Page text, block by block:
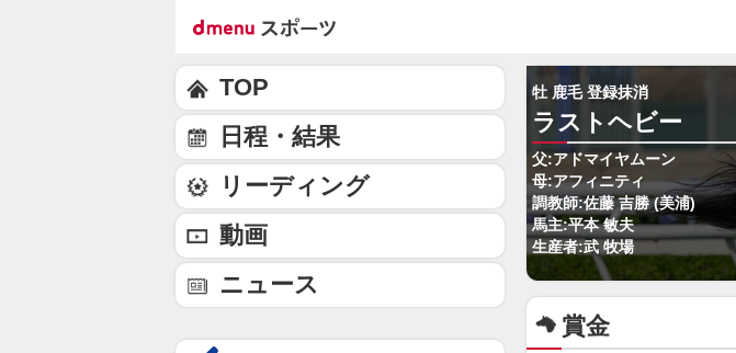
牡 鹿毛 登録抹消
ラストヘビー
父:アドマイヤムーン
母:アフィニティ
調教師:佐藤 吉勝 (美浦)
馬主:平本 敏夫
生産者:武 牧場
賞金
TOP
日程・結果
リーディング
動画
ニュース